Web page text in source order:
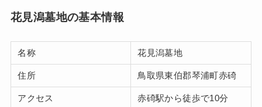
花見潟墓地の基本情報
名称 花見潟墓地
住所 鳥取県東伯郡琴浦町赤碕
アクセス 赤碕駅から徒歩で10分